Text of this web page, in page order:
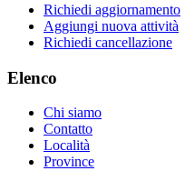
Richiedi aggiornamento
Aggiungi nuova attività
Richiedi cancellazione
Elenco
Chi siamo
Contatto
Località
Province